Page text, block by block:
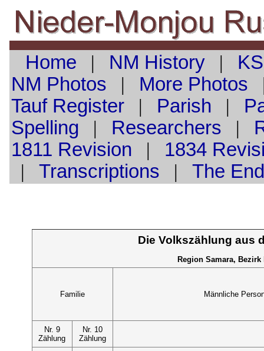
Home | NM History|
NM Photos | More Photos
TaufRegister| Parish |
Spelling | Researchers |
1811 Revision | 1834
| Transcriptions | The End
Die Volkszählung aus
Region Samara,
Familie Männliche
Nr. 9
Zählung
Nr. 10
Zählung